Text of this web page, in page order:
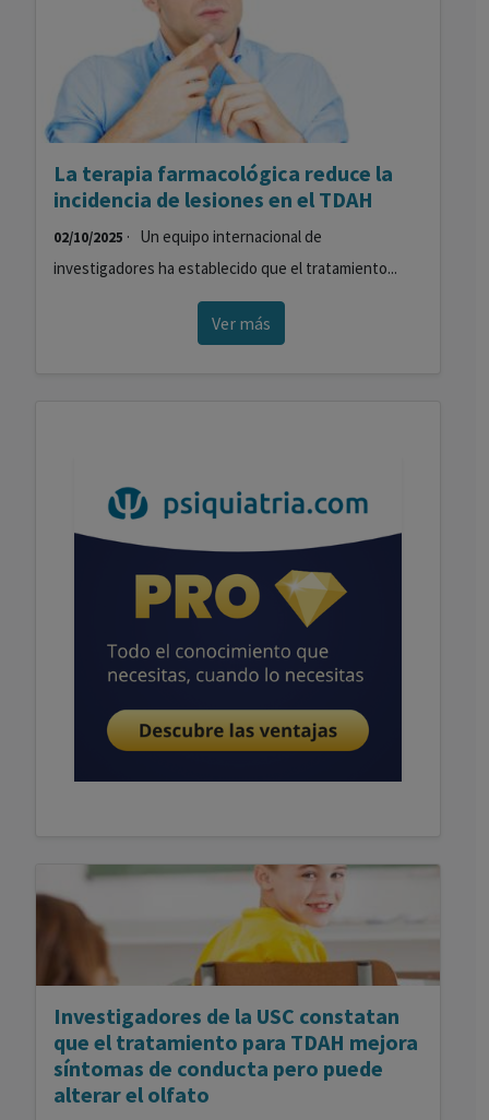
La terapia farmacológica reduce la
incidencia de lesiones en el TDAH
02/10/2025 · Un equipo internacional de
investigadores ha establecido que el tratamiento...
Ver más
Investigadores de la USC constatan
que el tratamiento para TDAH mejora
síntomas de conducta pero puede
alterar el olfato